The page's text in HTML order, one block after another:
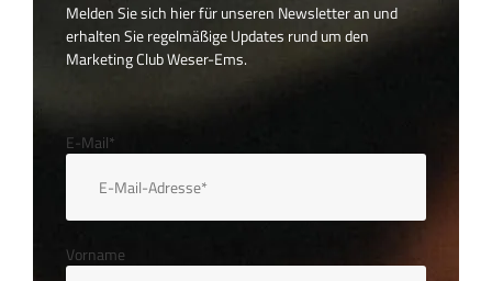
Melden Sie sich hier für unseren Newsletter an und
erhalten Sie regelmäßige Updates rund um den
Marketing Club Weser-Ems.
E-Mail*
Vorname